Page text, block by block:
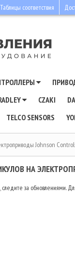
Таблицы соответствия
CZAKI
TELCO SENSORS
Johnson
НА
за обновлениями.